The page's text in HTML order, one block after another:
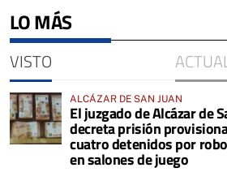
LO MÁS
VISTO
ALCÁZAR DE SAN JUAN
El juzgado de Alcázar de
decreta prisión
cuatro detenidos por
en salones de juego